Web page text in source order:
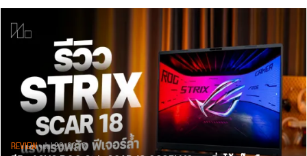
REVIEW• Jul 28, 2026